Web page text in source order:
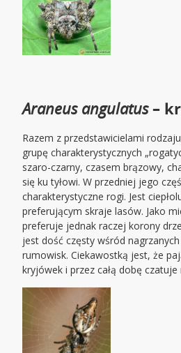
Araneus angulatus–
Razem z przedstawicielami
grupę charakterystycznych
szaro-czarny, czasem brązowy,
się ku tyłowi. W przedniej jego
charakterystyczne rogi. Jest
preferującym skraje lasów. Jako
preferuje jednak raczej korony
jest dość częsty wśród nagrzanych
rumowisk. Ciekawostką jest, że
kryjówek i przez całą dobę